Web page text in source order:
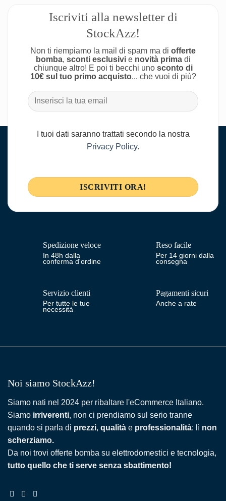
Iscriviti alla newsletter di
StockAzz!
Non ti riempiamo la mail di spam ma di offerte
bomba, sconti esclusivie novità primadi
chiunque altro! E poi ti becchi uno sconto di
10€ sul tuo primo acquisto... che vuoi di più?
I tuoi dati saranno trattati secondo la nostra
Privacy Policy.
Spedizione veloce
In 48h dalla
conferma d'ordine
Reso facile
Per 14 giorni dalla
consegna
Servizio clienti
Per tutte le tue
necessità
Pagamenti sicuri
Anche a rate
Noi siamo StockAzz!
Siamo nati nel 2024 per ribaltare l'eCommerce Italiano.
Siamo irriverenti, non ci prendiamo sul serio tranne
quando si parla di prezzi, qualità e professionalità: lì non
scherziamo.
Da noi trovi offerte bomba su elettrodomestici e tecnologia,
tutto quello che ti serve senza sbattimento!